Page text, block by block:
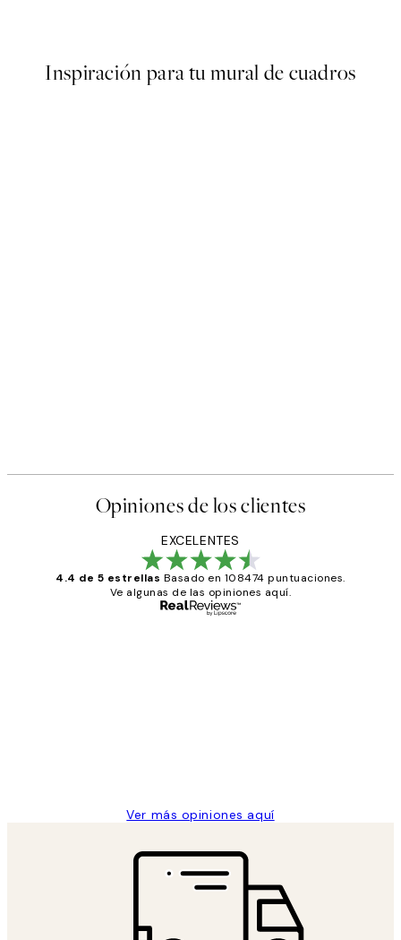
Inspiración para tu mural de cuadros
Opiniones de los clientes
EXCELENTES
4.4 de 5 estrellas Basado en 108474 puntuaciones.
Ve algunas de las opiniones aquí.
Ver más opiniones aquí